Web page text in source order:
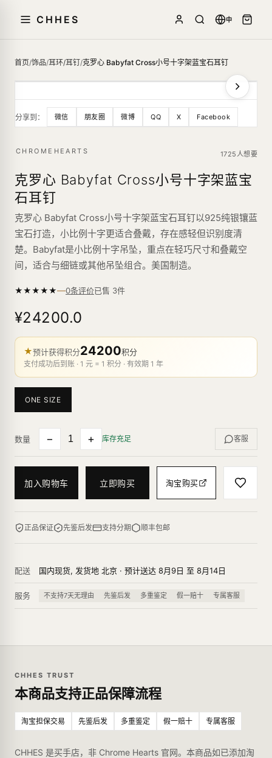
CHHES 中
首页/饰品/耳环/耳钉/克罗心 Babyfat Cross小号十字架蓝宝石耳钉
分享到： 微信 朋友圈 微博 QQ X Facebook
CHROMEHEARTS 1725人想要
克罗心 Babyfat Cross小号十字架蓝宝
石耳钉
克罗心 Babyfat Cross小号十字架蓝宝石耳钉以925纯银镶蓝
宝石打造，小比例十字更适合叠戴，存在感轻但识别度清
楚。Babyfat是小比例十字吊坠，重点在轻巧尺寸和叠戴空
间，适合与细链或其他吊坠组合。美国制造。
★★★★★—0条评价已售 3件
¥24200.0
★预计获得积分24200积分
支付成功后到账 · 1 元 = 1 积分 · 有效期 1 年
ONE SIZE
数量 − + 库存充足 客服
加入购物车 立即购买 淘宝购买
正品保证 先鉴后发 支持分期 顺丰包邮
配送 国内现货, 发货地 北京 · 预计送达 8月9日 至 8月14日
服务 不支持7天无理由 先鉴后发 多重鉴定 假一赔十 专属客服
CHHES TRUST
本商品支持正品保障流程
淘宝担保交易 先鉴后发 多重鉴定 假一赔十 专属客服
CHHES 是买手店，非 Chrome Hearts 官网。本商品如已添加淘